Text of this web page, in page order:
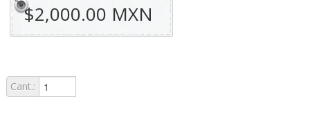
$2,000.00 MXN
Cant.: